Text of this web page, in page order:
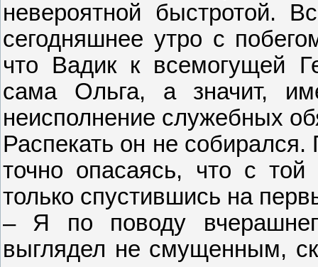
невероятной быстротой.
сегодняшнее утро с
что Вадик к всемогущей
сама Ольга, а значит,
неисполнение служебных
Распекать он не
точно опасаясь, что с
только спустившись на
– Я по поводу
выглядел не смущенным,